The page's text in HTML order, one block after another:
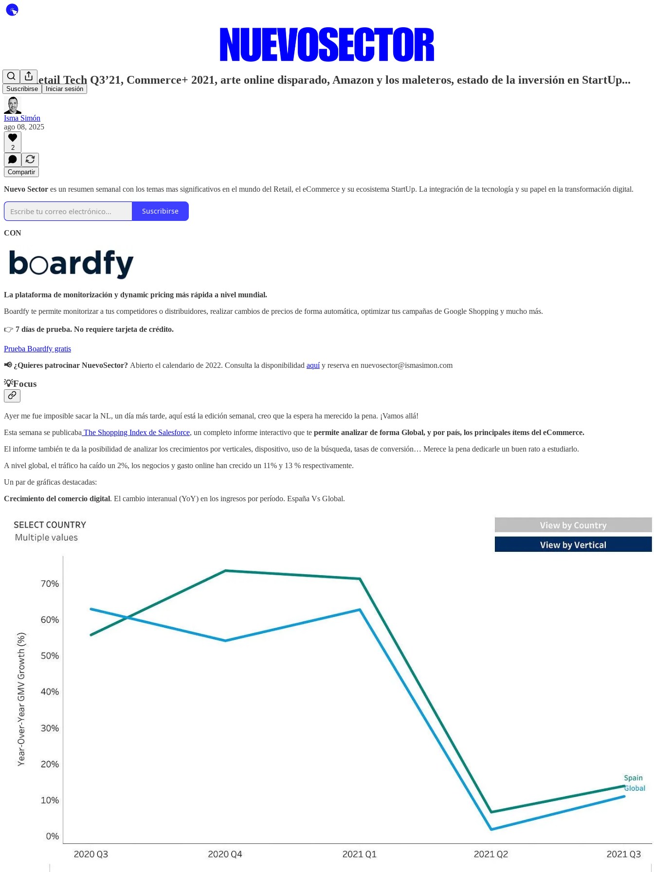
Suscribirse Iniciar sesión
#104 Retail Tech Q3’21, Commerce+ 2021, arte online disparado, Amazon y los maleteros, estado de la inversión en StartUp...
Isma Simón
ago 08, 2025
2
Compartir
Nuevo Sector es un resumen semanal con los temas mas significativos en el mundo del Retail, el eCommerce y su ecosistema StartUp. La integración de la tecnología y su papel en la transformación digital.
Suscribirse
CON
La plataforma de monitorización y dynamic pricing más rápida a nivel mundial.
Boardfy te permite monitorizar a tus competidores o distribuidores, realizar cambios de precios de forma automática, optimizar tus campañas de Google Shopping y mucho más.
👉 7 días de prueba. No requiere tarjeta de crédito.
Prueba Boardfy gratis
📢 ¿Quieres patrocinar NuevoSector? Abierto el calendario de 2022. Consulta la disponibilidad aquíy reserva en nuevosector@ismasimon.com
💡Focus
Ayer me fue imposible sacar la NL, un día más tarde, aquí está la edición semanal, creo que la espera ha merecido la pena. ¡Vamos allá!
Esta semana se publicaba The Shopping Index de Salesforce, un completo informe interactivo que te permite analizar de forma Global, y por país, los principales ítems del eCommerce.
El informe también te da la posibilidad de analizar los crecimientos por verticales, dispositivo, uso de la búsqueda, tasas de conversión… Merece la pena dedicarle un buen rato a estudiarlo.
A nivel global, el tráfico ha caído un 2%, los negocios y gasto online han crecido un 11% y 13 % respectivamente.
Un par de gráficas destacadas:
Crecimiento del comercio digital. El cambio interanual (YoY) en los ingresos por período. España Vs Global.